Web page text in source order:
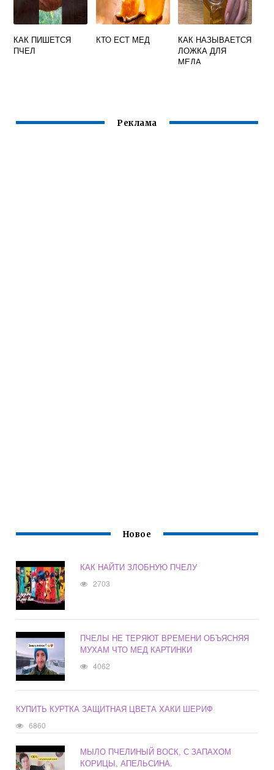
КАК ПИШЕТСЯ
ПЧЕЛ
КТО ЕСТ МЕД
КАК НАЗЫВАЕТСЯ
ЛОЖКА ДЛЯ
МЕДА
Реклама
Новое
КАК НАЙТИ ЗЛОБНУЮ ПЧЕЛУ
2703
ПЧЕЛЫ НЕ ТЕРЯЮТ ВРЕМЕНИ ОБЪЯСНЯЯ
МУХАМ ЧТО МЕД КАРТИНКИ
4062
КУПИТЬ КУРТКА ЗАЩИТНАЯ ЦВЕТА ХАКИ ШЕРИФ
6860
МЫЛО ПЧЕЛИНЫЙ ВОСК, С ЗАПАХОМ
КОРИЦЫ, АПЕЛЬСИНА.